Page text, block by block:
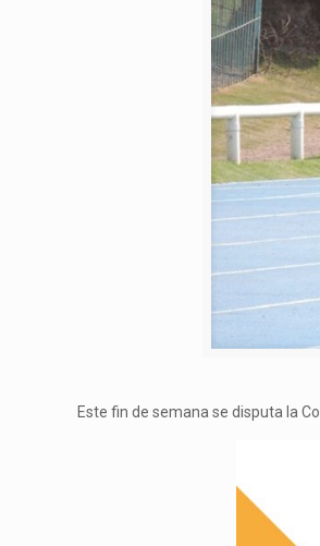
Este fin de semana se disputa la